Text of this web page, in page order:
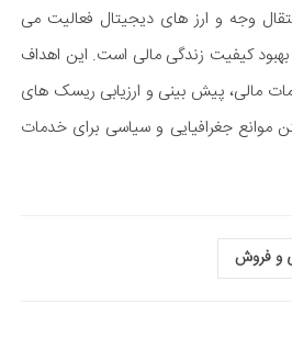
وجه و ارز های دیجیتال فعالیت می
کیفیت زندگی مالی است. این اهداف
مالی، پیش بینی و ارزیابی ریسک های
موانع جغرافیایی و سیاسی برای خدمات
و فروش